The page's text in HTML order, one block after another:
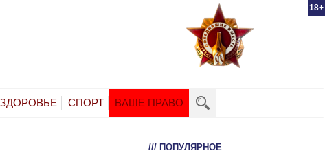
18+
ЗДОРОВЬЕ СПОРТ ВАШЕ ПРАВО
/// ПОПУЛЯРНОЕ